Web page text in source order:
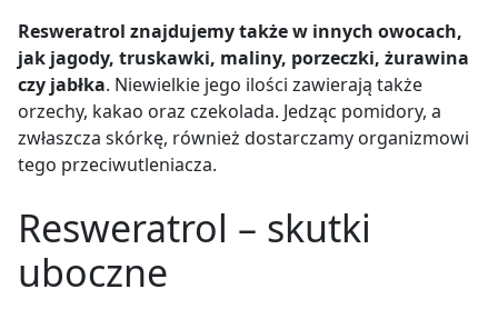
Resweratrol znajdujemy także w innych owocach,
jak jagody, truskawki, maliny, porzeczki, żurawina
czy jabłka. Niewielkie jego ilości zawierają także
orzechy, kakao oraz czekolada. Jedząc pomidory, a
zwłaszcza skórkę, również dostarczamy organizmowi
tego przeciwutleniacza.
Resweratrol – skutki
uboczne